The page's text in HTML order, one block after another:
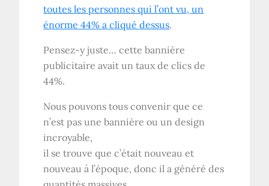
toutes les personnes qui l’ont vu, un
énorme 44% a cliqué dessus.
Pensez-y juste… cette bannière
publicitaire avait un taux de clics de
44%.
Nous pouvons tous convenir que ce
n’est pas une bannière ou un design
incroyable,
il se trouve que c’était nouveau et
nouveau à l’époque, donc il a généré des